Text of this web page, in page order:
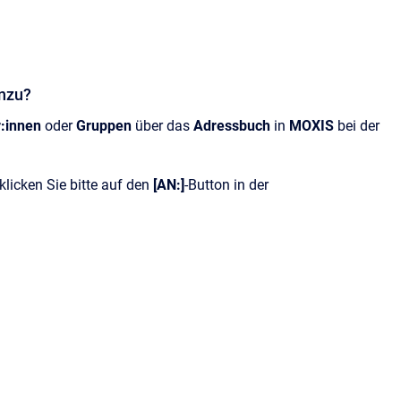
oderGruppen über das Adressbuch in MOXIS bei der
Sie bitte auf den [AN:]-Button in der